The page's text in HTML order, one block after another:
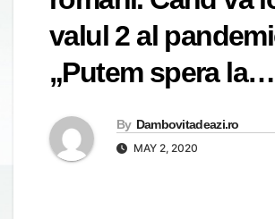
valul 2 al
„Putem spera
By Dambovitadeazi.ro
MAY 2, 2020